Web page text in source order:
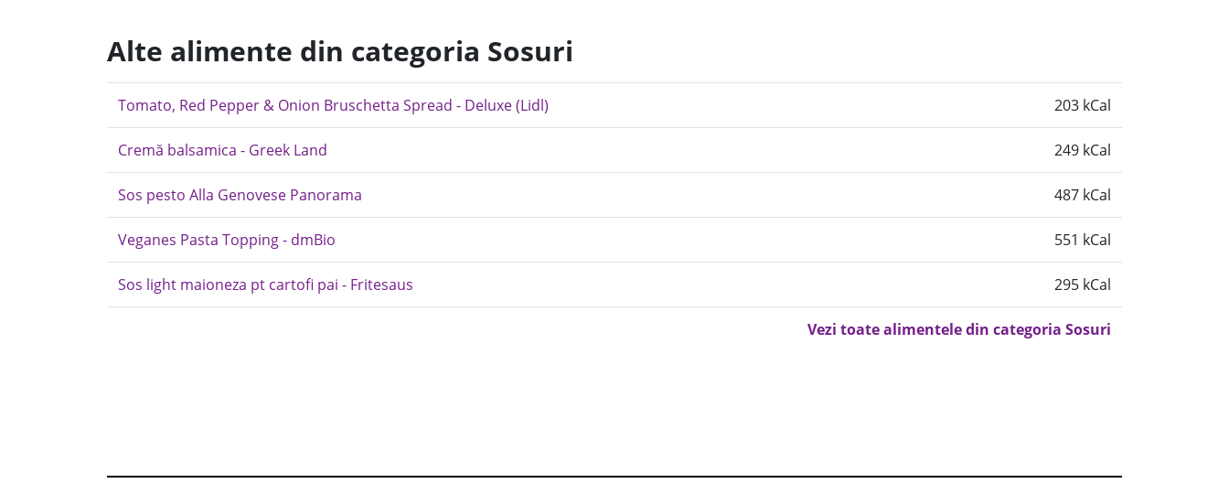
Alte alimente din categoria Sosuri
Tomato, Red Pepper & Onion Bruschetta Spread - Deluxe (Lidl) 203 kCal
Cremă balsamica - Greek Land 249 kCal
Sos pesto Alla Genovese Panorama 487 kCal
Veganes Pasta Topping - dmBio 551 kCal
Sos light maioneza pt cartofi pai - Fritesaus 295 kCal
Vezi toate alimentele din categoria Sosuri